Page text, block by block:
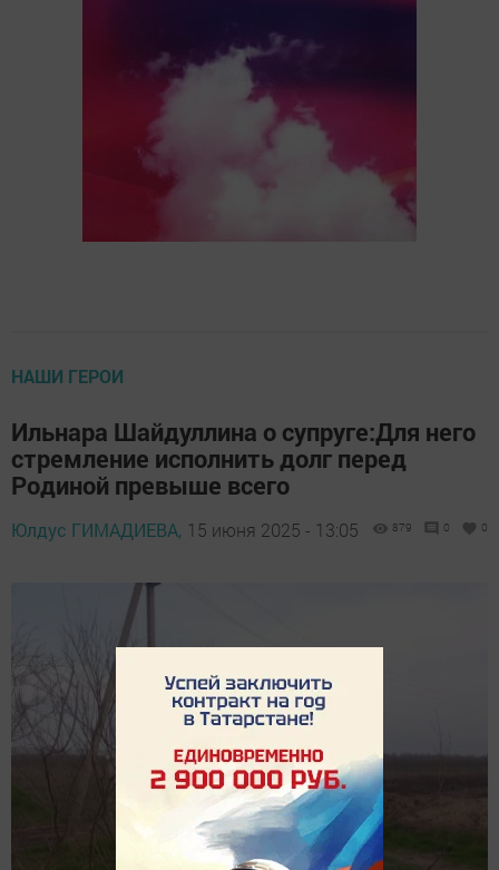
НАШИ ГЕРОИ
Ильнара Шайдуллина о супруге:Для него
стремление исполнить долг перед
Родиной превыше всего
Юлдус ГИМАДИЕВА, 15 июня 2025 - 13:05 879 0 0